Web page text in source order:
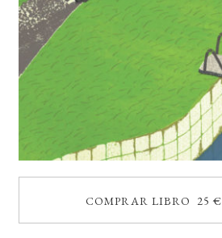
COMPRAR LIBRO 25 €